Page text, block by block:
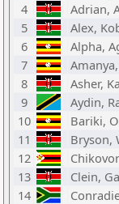
4
Adrian,
5
Alex,
6
Alpha,
7
8
Asher,
9
Aydin,
10
Bariki,
11
Bryson,
12
13
Clein,
14